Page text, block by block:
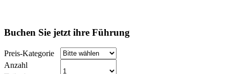
Buchen Sie jetzt ihre Führung
Preis-Kategorie
Anzahl